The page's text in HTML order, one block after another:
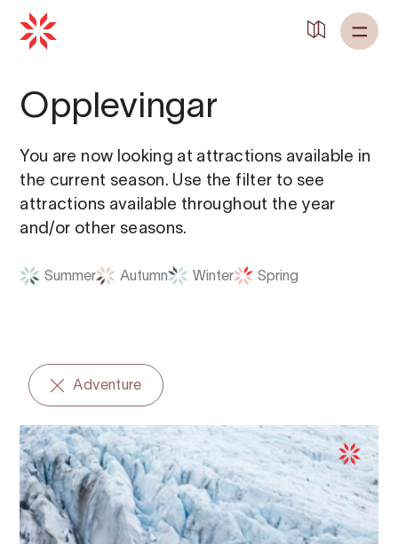
Opplevingar
You are now looking at attractions available in
the current season. Use the filter to see
attractions available throughout the year
and/or other seasons.
Summer Autumn Winter Spring
Adventure